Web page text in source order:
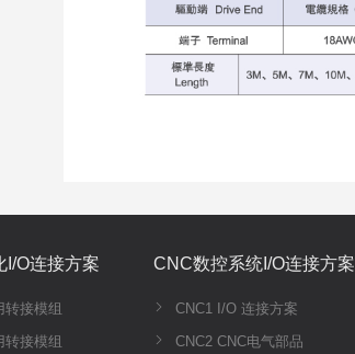
I/O连接方案
转接模组
转接模组
CNC数控系统I/O连接方案
CNC1 I/O 连接方案
CNC2 CNC电气部品